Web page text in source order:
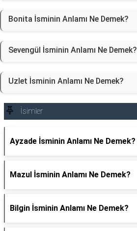
Bonita İsminin Anlamı Ne Demek?
Sevengül İsminin Anlamı Ne Demek?
Uzlet İsminin Anlamı Ne Demek?
İsimler
Ayzade İsminin Anlamı Ne Demek?
Mazul İsminin Anlamı Ne Demek?
Bilgin İsminin Anlamı Ne Demek?